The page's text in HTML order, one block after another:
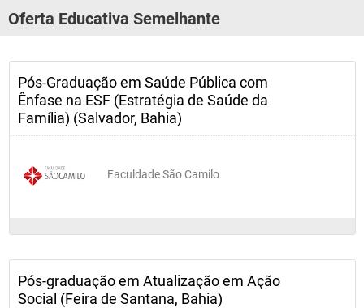
Oferta Educativa Semelhante
Pós-Graduação em Saúde Pública com
Ênfase na ESF (Estratégia de Saúde da
Família) (Salvador, Bahia)
Faculdade São Camilo
Pós-graduação em Atualização em Ação
Social (Feira de Santana, Bahia)